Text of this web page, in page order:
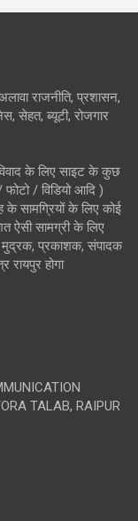
राजनीति, प्रशासन,
सेहत, ब्यूटी, रोजगार
के लिए साइट के कुछ
फोटो / विडियो आदि )
के सामग्रियों के लिए कोई
ऐसी सामग्री के लिए
मुद्रक, प्रकाशक, संपादक
रायपुर होगा
TALAB, RAIPUR